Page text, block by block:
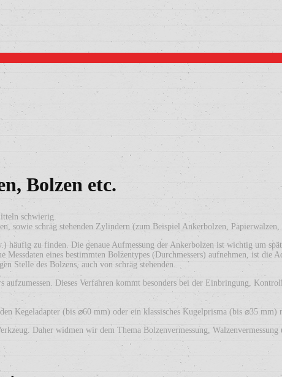
Bolzen etc.
schwierig.
sowie schräg stehenden Zylindern (zum Beispiel Ankerbolzen,
zu finden. Die genaue Aufmessung der Ankerbolzen ist wichtig um
Messdaten eines bestimmten Bolzentypes (Durchmessers) aufnehmen, ist die
Stelle des Bolzens, auch von schräg stehenden.
Dieses Verfahren kommt besonders bei der Einbringung,
Kegeladapter (bis ⌀60 mm) oder ein klassisches Kugelprisma (bis ⌀35 mm)
Daher widmen wir dem Thema Bolzenvermessung,